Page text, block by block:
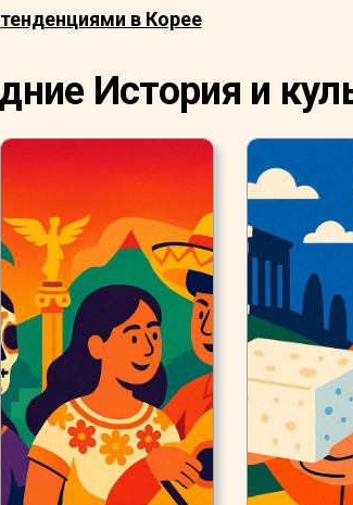
тенденциями в Корее
История и